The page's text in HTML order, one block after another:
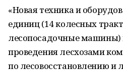
«Новая техника и
единиц (14 колесных
лесопосадочные машины)
проведения лесхозами
по лесовосстановлению и